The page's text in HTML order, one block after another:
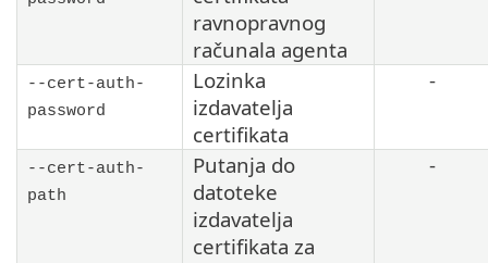
ravnopravnog
računala agenta
--cert-auth-
password
Lozinka
izdavatelja
certifikata
-
--cert-auth-
path
Putanja do
datoteke
izdavatelja
certifikata za
-